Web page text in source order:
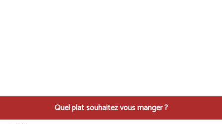
Quel plat souhaitez vous manger ?